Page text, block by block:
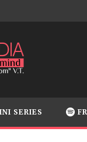
SERIES